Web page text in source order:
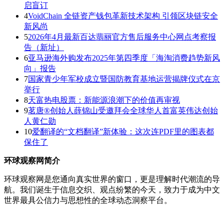
启盲订
4VoidChain 全链资产钱包革新技术架构 引领区块链安全
新风尚
52026年4月最新百达翡丽官方售后服务中心网点考察报
告（新址）
6亚马逊海外购发布2025年第四季度「海淘消费趋势新风
向」报告
7国家青少年军校成立暨国防教育基地运营揭牌仪式在京
举行
8天富热电股票：新能源浪潮下的价值再审视
9茗唐®创始人薛锦山受邀拜会全球华人首富英伟达创始
人黄仁勋
10爱翻译的“文档翻译”新体验：这次连PDF里的图表都
保住了
环球观察网简介
环球观察网是您通向真实世界的窗口，更是理解时代潮流的导
航。我们诞生于信息交织、观点纷繁的今天，致力于成为中文
世界最具公信力与思想性的全球动态洞察平台。